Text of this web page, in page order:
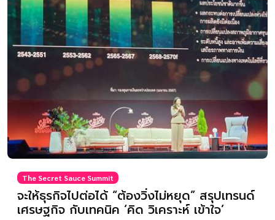
The Secret Sauce Summit
จะให้ธุรกิจไปต่อได้ “ต้องวิ่งไม่หยุด” สรุปเทรนด์
เศรษฐกิจ กับเทคนิค ‘คิด วิเคราะห์ เข้าใจ’